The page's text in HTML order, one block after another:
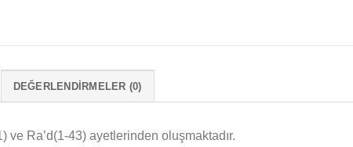
DEĞERLENDIRMELER (0)
ve Ra’d(1-43) ayetlerinden oluşmaktadır.